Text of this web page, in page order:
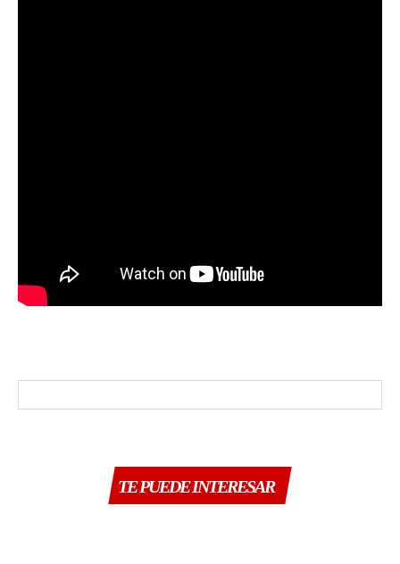
TE PUEDE INTERESAR